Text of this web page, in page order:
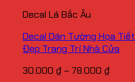
Decal Lá Bắc Âu
Decal Dán Tường Họa
Đẹp Trang Trí Nhà Cửa
30.000 ₫ – 78.000 ₫Khoảng